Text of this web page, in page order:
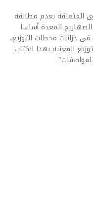
المتعلقة بعدم مطابقة
المعدة أساسا
في خزانات محطات التوزيع،
المعنية بهذا الكتاب